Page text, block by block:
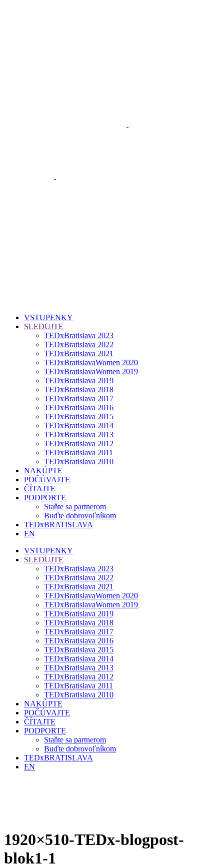
VSTUPENKY
SLEDUJTE
TEDxBratislava 2023
TEDxBratislava 2022
TEDxBratislava 2021
TEDxBratislavaWomen 2020
TEDxBratislavaWomen 2019
TEDxBratislava 2019
TEDxBratislava 2018
TEDxBratislava 2017
TEDxBratislava 2016
TEDxBratislava 2015
TEDxBratislava 2014
TEDxBratislava 2013
TEDxBratislava 2012
TEDxBratislava 2011
TEDxBratislava 2010
NAKÚPTE
POČÚVAJTE
ČÍTAJTE
PODPORTE
Staňte sa partnerom
Buďte dobrovoľníkom
TEDxBRATISLAVA
EN
VSTUPENKY
SLEDUJTE
TEDxBratislava 2023
TEDxBratislava 2022
TEDxBratislava 2021
TEDxBratislavaWomen 2020
TEDxBratislavaWomen 2019
TEDxBratislava 2019
TEDxBratislava 2018
TEDxBratislava 2017
TEDxBratislava 2016
TEDxBratislava 2015
TEDxBratislava 2014
TEDxBratislava 2013
TEDxBratislava 2012
TEDxBratislava 2011
TEDxBratislava 2010
NAKÚPTE
POČÚVAJTE
ČÍTAJTE
PODPORTE
Staňte sa partnerom
Buďte dobrovoľníkom
TEDxBRATISLAVA
EN
1920×510-TEDx-blogpost-
blok1-1